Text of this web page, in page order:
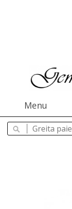
Menu